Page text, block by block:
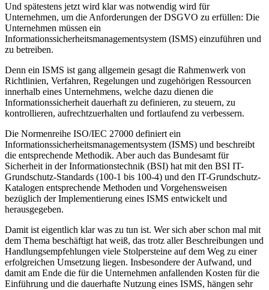
Und spätestens jetzt wird klar was notwendig wird für
Unternehmen, um die Anforderungen der DSGVO zu erfüllen: Die
Unternehmen müssen ein
Informationssicherheitsmanagementsystem (ISMS) einzuführen und
zu betreiben.
Denn ein ISMS ist gang allgemein gesagt die Rahmenwerk von
Richtlinien, Verfahren, Regelungen und zugehörigen Ressourcen
innerhalb eines Unternehmens, welche dazu dienen die
Informationssicherheit dauerhaft zu definieren, zu steuern, zu
kontrollieren, aufrechtzuerhalten und fortlaufend zu verbessern.
Die Normenreihe ISO/IEC 27000 definiert ein
Informationssicherheitsmanagementsystem (ISMS) und beschreibt
die entsprechende Methodik. Aber auch das Bundesamt für
Sicherheit in der Informationstechnik (BSI) hat mit den BSI IT-
Grundschutz-Standards (100-1 bis 100-4) und den IT-Grundschutz-
Katalogen entsprechende Methoden und Vorgehensweisen
bezüglich der Implementierung eines ISMS entwickelt und
herausgegeben.
Damit ist eigentlich klar was zu tun ist. Wer sich aber schon mal mit
dem Thema beschäftigt hat weiß, das trotz aller Beschreibungen und
Handlungsempfehlungen viele Stolpersteine auf dem Weg zu einer
erfolgreichen Umsetzung liegen. Insbesondere der Aufwand, und
damit am Ende die für die Unternehmen anfallenden Kosten für die
Einführung und die dauerhafte Nutzung eines ISMS, hängen sehr